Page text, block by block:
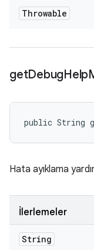
Throwable
getDebugHelp
public String
Hata ayıklama
İlerlemeler
String